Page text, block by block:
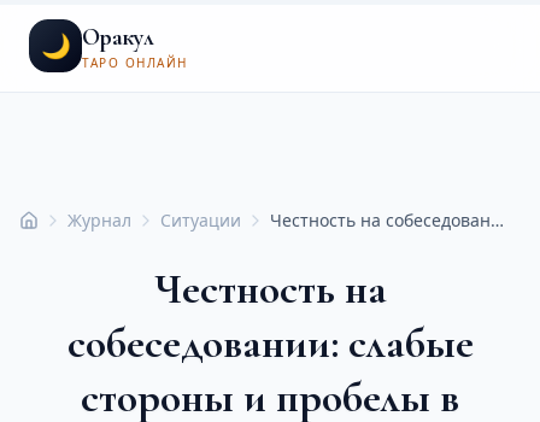
🌙 Оракул
ТАРО ОНЛАЙН
ГлавнаяЖурнал Ситуации Честность на собеседовании: слабые стороны и пробелы в образовании через призму Таро
Честность на
собеседовании: слабые
стороны и пробелы в